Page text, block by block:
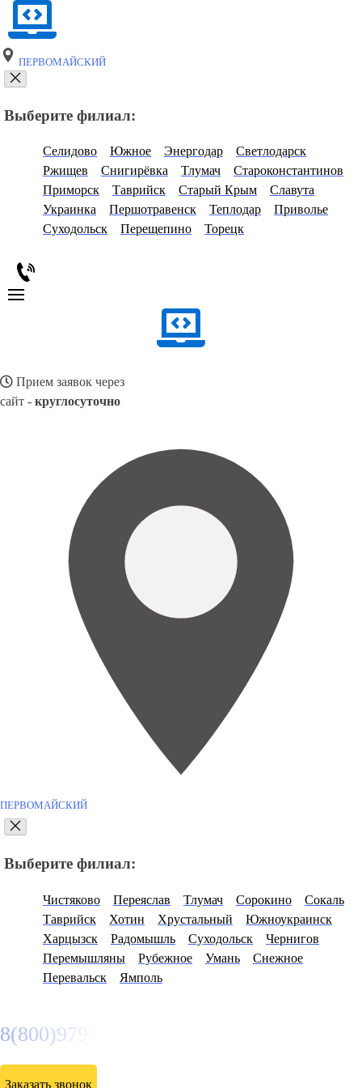
ПЕРВОМАЙСКИЙ
Выберите филиал:
Селидово Южное Энергодар
Светлодарск
Ржищев
Снигирёвка Тлумач
Староконстантинов
Приморск
Таврийск Старый Крым
Славута
Украинка
Першотравенск Теплодар
Приволье
Суходольск
Перещепино Торецк
Прием заявок через
сайт - круглосуточно
ПЕРВОМАЙСКИЙ
Выберите филиал:
Чистяково Переяслав Тлумач Сорокино
Сокаль
Таврийск
Хотин Хрустальный
Южноукраинск
Харцызск
Радомышль Суходольск
Чернигов
Перемышляны
Рубежное Умань
Снежное
Перевальск
Ямполь
8(800)9797043
Заказать звонок